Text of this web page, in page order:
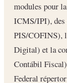
modules pour
ICMS/IPI), des
PIS/COFINS),
Digital) et la
Contábil
Federal